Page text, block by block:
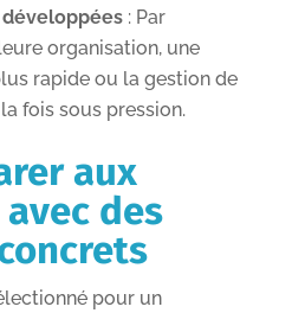
: Par
organisation, une
rapide ou la gestion de
fois sous pression.
aux
des
pour un